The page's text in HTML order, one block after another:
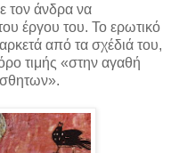
τον άνδρα να
έργου του. Το ερωτικό
από τα σχέδιά του,
τιμής «στην αγαθή